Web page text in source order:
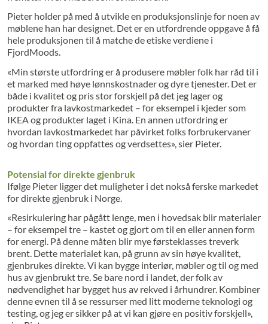
Pieter holder på med å utvikle en produksjonslinje for noen av
møblene han har designet. Det er en utfordrende oppgave å få
hele produksjonen til å matche de etiske verdiene i
FjordMoods.
«Min største utfordring er å produsere møbler folk har råd til i
et marked med høye lønnskostnader og dyre tjenester. Det er
både i kvalitet og pris stor forskjell på det jeg lager og
produkter fra lavkostmarkedet – for eksempel i kjeder som
IKEA og produkter laget i Kina. En annen utfordring er
hvordan lavkostmarkedet har påvirket folks forbrukervaner
og hvordan ting oppfattes og verdsettes», sier Pieter.
Potensial for direkte gjenbruk
Ifølge Pieter ligger det muligheter i det nokså ferske markedet
for direkte gjenbruk i Norge.
«Resirkulering har pågått lenge, men i hovedsak blir materialer
– for eksempel tre – kastet og gjort om til en eller annen form
for energi. På denne måten blir mye førsteklasses treverk
brent. Dette materialet kan, på grunn av sin høye kvalitet,
gjenbrukes direkte. Vi kan bygge interiør, møbler og til og med
hus av gjenbrukt tre. Se bare nord i landet, der folk av
nødvendighet har bygget hus av rekved i århundrer. Kombiner
denne evnen til å se ressurser med litt moderne teknologi og
testing, og jeg er sikker på at vi kan gjøre en positiv forskjell»,